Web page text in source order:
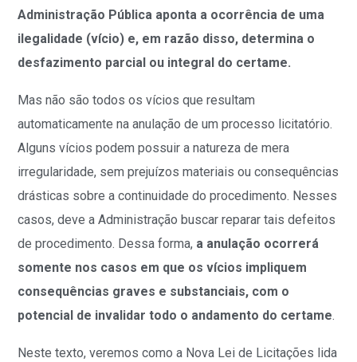
Administração Pública aponta a ocorrência de uma
ilegalidade (vício) e, em razão disso, determina o
desfazimento parcial ou integral do certame.
Mas não são todos os vícios que resultam
automaticamente na anulação de um processo licitatório.
Alguns vícios podem possuir a natureza de mera
irregularidade, sem prejuízos materiais ou consequências
drásticas sobre a continuidade do procedimento. Nesses
casos, deve a Administração buscar reparar tais defeitos
de procedimento. Dessa forma, a anulação ocorrerá
somente nos casos em que os vícios impliquem
consequências graves e substanciais, com o
potencial de invalidar todo o andamento do certame.
Neste texto, veremos como a Nova Lei de Licitações lida